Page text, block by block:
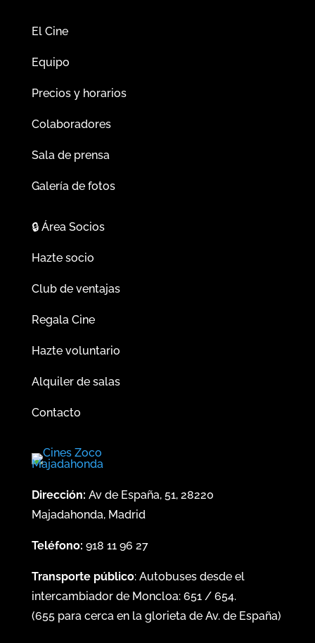
El Cine
Equipo
Precios y horarios
Colaboradores
Sala de prensa
Galería de fotos
🔒Área Socios
Hazte socio
Club de ventajas
Regala Cine
Hazte voluntario
Alquiler de salas
Contacto
Dirección: Av de España, 51, 28220
Majadahonda, Madrid
Teléfono: 918 11 96 27
Transporte público: Autobuses desde el
intercambiador de Moncloa: 651/ 654.
(655para cerca en la glorieta de Av. de España)